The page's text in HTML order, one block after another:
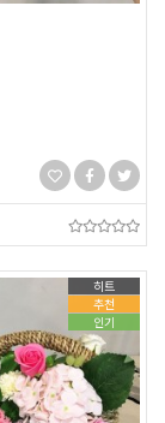
히트
추천
인기